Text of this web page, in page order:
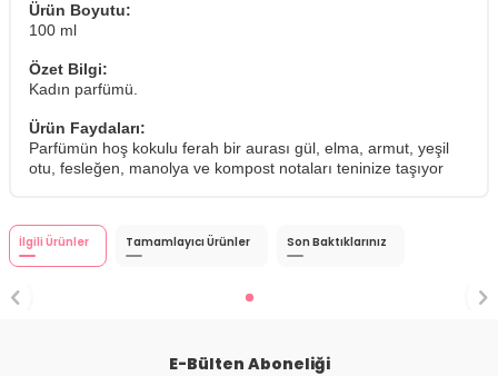
Ürün Boyutu:
100 ml
Özet Bilgi:
Kadın parfümü.
Ürün Faydaları:
Parfümün hoş kokulu ferah bir aurası gül, elma, armut, yeşil
otu, fesleğen, manolya ve kompost notaları teninize taşıyor
İlgili Ürünler Tamamlayıcı Ürünler Son Baktıklarınız
E-Bülten Aboneliği